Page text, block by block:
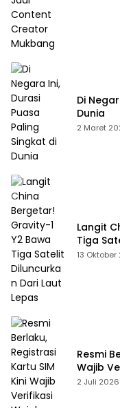
Di
Dunia
2 Maret
Langit
Tiga
13 Oktober
Resmi
Wajib
2 Juli 2026